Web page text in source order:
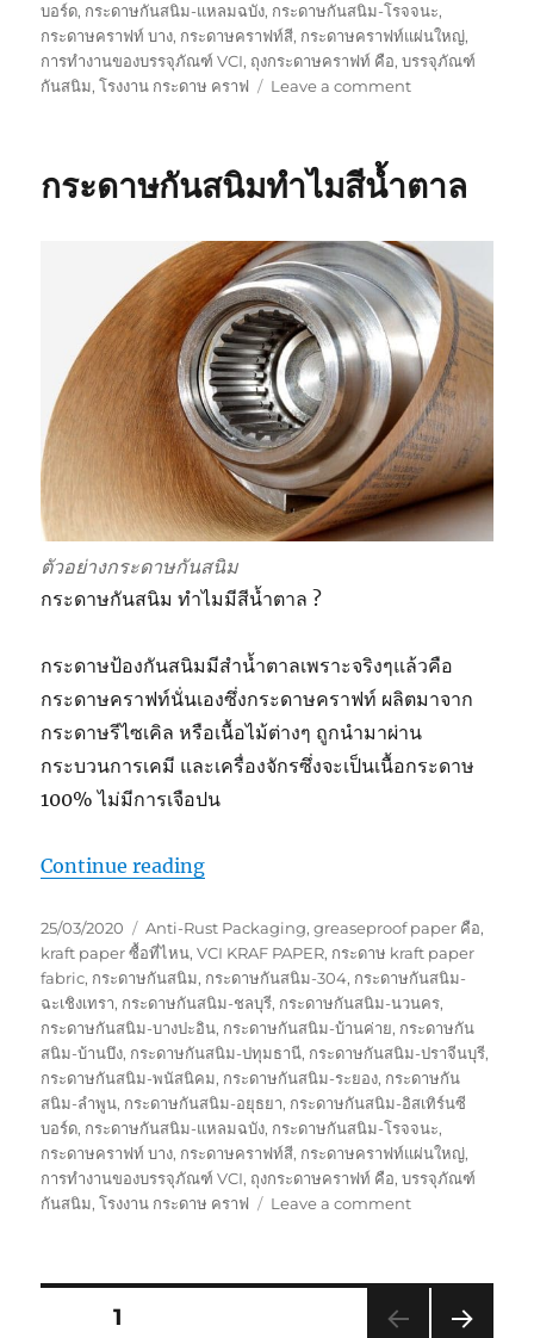
บอร์ด, กระดาษกันสนิม-แหลมฉบัง, กระดาษกันสนิม-โรจจนะ,
กระดาษคราฟท์ บาง, กระดาษคราฟท์สี, กระดาษคราฟท์แผ่นใหญ่,
การทำงานของบรรจุภัณฑ์ VCI, ถุงกระดาษคราฟท์ คือ,บรรจุภัณฑ์
กันสนิม,โรงงาน กระดาษ คราฟ Leave a commenton
สำคัญ
?
กระดาษกันสนิมทำไมสีน้ำตาล
ตัวอย่างกระดาษกันสนิม
กระดาษกันสนิม ทำไมมีสีน้ำตาล ?
กระดาษป้องกันสนิมมีสำน้ำตาลเพราะจริงๆแล้วคือ
กระดาษคราฟท์นั่นเองซึ่งกระดาษคราฟท์ ผลิตมาจาก
กระดาษรีไซเคิล หรือเนื้อไม้ต่างๆ ถูกนำมาผ่าน
กระบวนการเคมี และเครื่องจักรซึ่งจะเป็นเนื้อกระดาษ
100% ไม่มีการเจือปน
Continue reading“กระดาษกันสนิมทำไมสีน้ำตาล”
Posted
on
25/03/2020 Tags
Anti-Rust Packaging,greaseproof paper คือ,
kraft paper ซื้อที่ไหน,VCI KRAF PAPER, กระดาษ kraft paper
fabric, กระดาษกันสนิม, กระดาษกันสนิม-304, กระดาษกันสนิม-
ฉะเชิงเทรา, กระดาษกันสนิม-ชลบุรี, กระดาษกันสนิม-นวนคร,
กระดาษกันสนิม-บางปะอิน, กระดาษกันสนิม-บ้านค่าย, กระดาษกัน
สนิม-บ้านบึง, กระดาษกันสนิม-ปทุมธานี, กระดาษกันสนิม-ปราจีนบุรี,
กระดาษกันสนิม-พนัสนิคม, กระดาษกันสนิม-ระยอง, กระดาษกัน
สนิม-ลำพูน, กระดาษกันสนิม-อยุธยา, กระดาษกันสนิม-อิสเทิร์นซี
บอร์ด, กระดาษกันสนิม-แหลมฉบัง, กระดาษกันสนิม-โรจจนะ,
กระดาษคราฟท์ บาง, กระดาษคราฟท์สี, กระดาษคราฟท์แผ่นใหญ่,
การทำงานของบรรจุภัณฑ์ VCI, ถุงกระดาษคราฟท์ คือ,บรรจุภัณฑ์
กันสนิม,โรงงาน กระดาษ คราฟ Leave a commenton
Posts
PAGE1